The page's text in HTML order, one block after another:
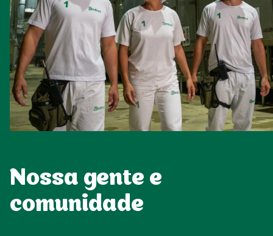
Nossa gente e
comunidade